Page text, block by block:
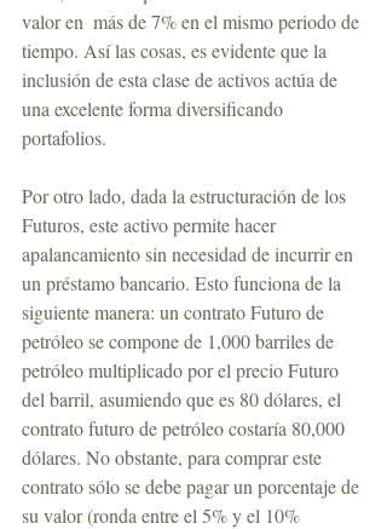
valor en  más de 7% en el mismo periodo de
tiempo. Así las cosas, es evidente que la
inclusión de esta clase de activos actúa de
una excelente forma diversificando
portafolios.
Por otro lado, dada la estructuración de los
Futuros, este activo permite hacer
apalancamiento sin necesidad de incurrir en
un préstamo bancario. Esto funciona de la
siguiente manera: un contrato Futuro de
petróleo se compone de 1,000 barriles de
petróleo multiplicado por el precio Futuro
del barril, asumiendo que es 80 dólares, el
contrato futuro de petróleo costaría 80,000
dólares. No obstante, para comprar este
contrato sólo se debe pagar un porcentaje de
su valor (ronda entre el 5% y el 10%